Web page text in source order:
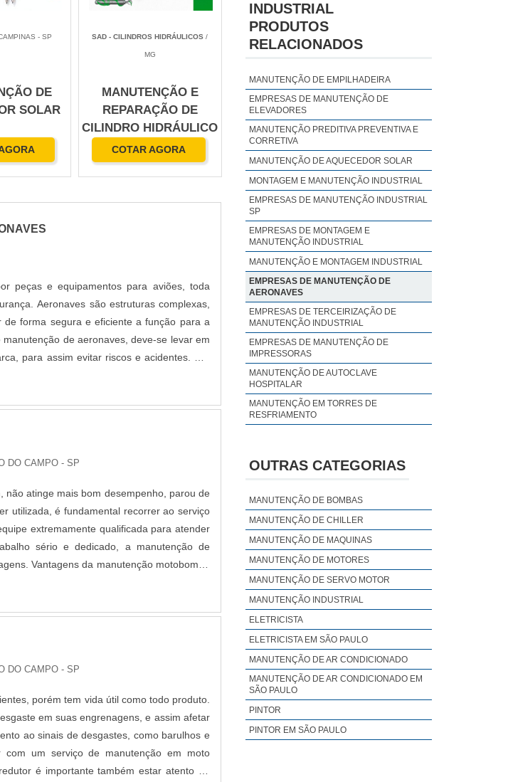
- SP
DE
SOLAR
SAD - CILINDROS HIDRÁULICOS /
MG
MANUTENÇÃO E
REPARAÇÃO DE
CILINDRO HIDRÁULICO
COTAR AGORA
peças e equipamentos para aviões, toda
Aeronaves são estruturas complexas,
forma segura e eficiente a função para a
de aeronaves, deve-se levar em
para assim evitar riscos e acidentes. Um
DO CAMPO - SP
não atinge mais bom desempenho, parou de
utilizada, é fundamental recorrer ao serviço
extremamente qualificada para atender
sério e dedicado, a manutenção de
Vantagens da manutenção motobomba
DO CAMPO - SP
porém tem vida útil como todo produto.
em suas engrenagens, e assim afetar
ao sinais de desgastes, como barulhos e
com um serviço de manutenção em moto
é importante também estar atento ao
INDUSTRIAL
PRODUTOS
RELACIONADOS
MANUTENÇÃO DE EMPILHADEIRA
EMPRESAS DE MANUTENÇÃO DE
ELEVADORES
MANUTENÇÃO PREDITIVA PREVENTIVA E
CORRETIVA
MANUTENÇÃO DE AQUECEDOR SOLAR
MONTAGEM E MANUTENÇÃO INDUSTRIAL
EMPRESAS DE MANUTENÇÃO INDUSTRIAL
SP
EMPRESAS DE MONTAGEM E
MANUTENÇÃO INDUSTRIAL
MANUTENÇÃO E MONTAGEM INDUSTRIAL
EMPRESAS DE MANUTENÇÃO DE
AERONAVES
EMPRESAS DE TERCEIRIZAÇÃO DE
MANUTENÇÃO INDUSTRIAL
EMPRESAS DE MANUTENÇÃO DE
IMPRESSORAS
MANUTENÇÃO DE AUTOCLAVE
HOSPITALAR
MANUTENÇÃO EM TORRES DE
RESFRIAMENTO
MANUTENÇÃO DE AQUECEDOR DE
MANUTENÇÃO EM TROCADORES DE
CALOR
MANUTENÇÃO DE CLP
MANUTENÇÃO DE QUEIMADORES
MANUTENÇÃO DE QUEIMADORES
INDUSTRIAIS
MANUTENÇÃO DE TORNO CNC
CALIBRAÇÃO E MANUTENÇÃO DE
EQUIPAMENTOS
CONVERSOR
EMPRESA DE MANUTENÇÃO DE
EQUIPAMENTOS HIDRÁULICOS
EMPRESAS DE MANUTENÇÃO DE
GUINDASTES
EMPRESAS DE MANUTENÇÃO MECÂNICA
OUTRAS CATEGORIAS
MANUTENÇÃO DE BOMBAS
MANUTENÇÃO DE CHILLER
MANUTENÇÃO DE MAQUINAS
MANUTENÇÃO DE MOTORES
MANUTENÇÃO DE SERVO MOTOR
MANUTENÇÃO INDUSTRIAL
ELETRICISTA
ELETRICISTA EM SÃO PAULO
MANUTENÇÃO DE AR CONDICIONADO
MANUTENÇÃO DE AR CONDICIONADO EM
SÃO PAULO
PINTOR
PINTOR EM SÃO PAULO